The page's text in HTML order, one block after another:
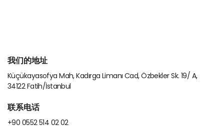
我们的地址
Küçükayasofya Mah, Kadırga Limanı Cad, Özbekler Sk. 19/ A,
34122 Fatih/İstanbul
联系电话
+90 0552 514 02 02